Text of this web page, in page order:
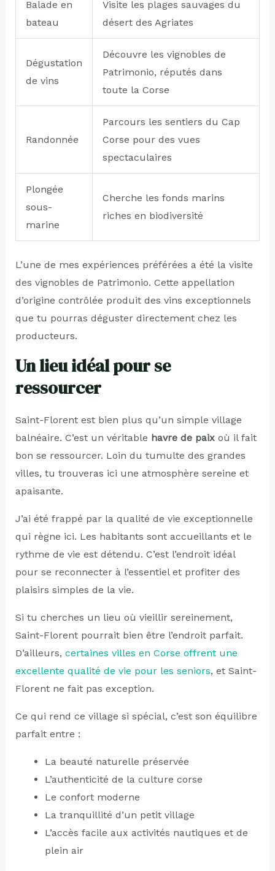
Balade en
bateau
Visite les plages sauvages du
désert des Agriates
Dégustation
de vins
Découvre les vignobles de
Patrimonio, réputés dans
toute la Corse
Randonnée
Parcours les sentiers du Cap
Corse pour des vues
spectaculaires
Plongée
sous-
marine
Cherche les fonds marins
riches en biodiversité
L’une de mes expériences préférées a été la visite
des vignobles de Patrimonio. Cette appellation
d’origine contrôlée produit des vins exceptionnels
que tu pourras déguster directement chez les
producteurs.
Un lieu idéal pour se
ressourcer
Saint-Florent est bien plus qu’un simple village
balnéaire. C’est un véritable havre de paixoù il fait
bon se ressourcer. Loin du tumulte des grandes
villes, tu trouveras ici une atmosphère sereine et
apaisante.
J’ai été frappé par la qualité de vie exceptionnelle
qui règne ici. Les habitants sont accueillants et le
rythme de vie est détendu. C’est l’endroit idéal
pour se reconnecter à l’essentiel et profiter des
plaisirs simples de la vie.
Si tu cherches un lieu où vieillir sereinement,
Saint-Florent pourrait bien être l’endroit parfait.
D’ailleurs, certaines villes en Corse offrent une
excellente qualité de vie pour les seniors, et Saint-
Florent ne fait pas exception.
Ce qui rend ce village si spécial, c’est son équilibre
parfait entre :
La beauté naturelle préservée
L’authenticité de la culture corse
Le confort moderne
La tranquillité d’un petit village
L’accès facile aux activités nautiques et de
plein air